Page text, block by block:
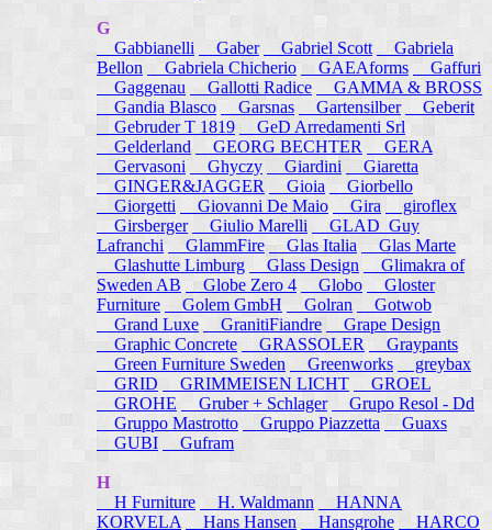
G
Gabbianelli
Gaber Gabriel Scott
Gabriela
Bellon
Gabriela Chicherio GAEAforms
Gaffuri
Gaggenau
Gallotti Radice
GAMMA & BROSS
Gandia Blasco
Garsnas Gartensilber
Geberit
Gebruder T 1819
GeD Arredamenti Srl
Gelderland
GEORG BECHTER
GERA
Gervasoni
Ghyczy Giardini
Giaretta
GINGER&JAGGER
Gioia
Giorbello
Giorgetti
Giovanni De Maio Gira
giroflex
Girsberger
Giulio Marelli
GLAD_Guy
Lafranchi
GlammFire Glas Italia
Glas Marte
Glashutte Limburg
Glass Design
Glimakra of
Sweden AB
Globe Zero 4 Globo
Gloster
Furniture
Golem GmbH Golran
Gotwob
Grand Luxe
GranitiFiandre
Grape Design
Graphic Concrete
GRASSOLER
Graypants
Green Furniture Sweden
Greenworks
greybax
GRID
GRIMMEISEN LICHT
GROEL
GROHE
Gruber + Schlager
Grupo Resol - Dd
Gruppo Mastrotto
Gruppo Piazzetta
Guaxs
GUBI
Gufram
H
H Furniture
H. Waldmann
HANNA
KORVELA
Hans Hansen Hansgrohe HARCO